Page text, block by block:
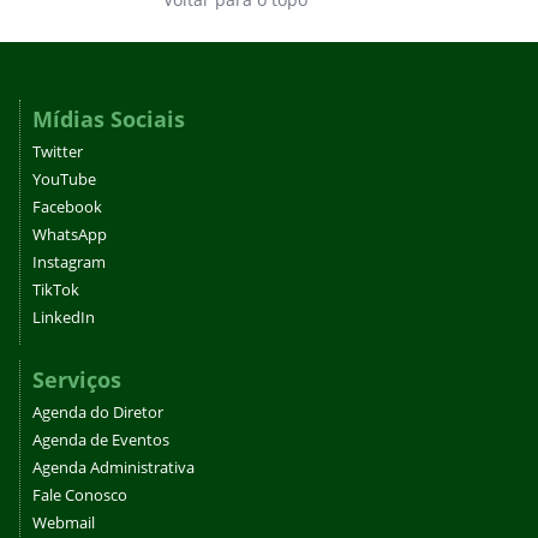
Mídias Sociais
Twitter
YouTube
Facebook
WhatsApp
Instagram
TikTok
LinkedIn
Serviços
Agenda do Diretor
Agenda de Eventos
Agenda Administrativa
Fale Conosco
Webmail